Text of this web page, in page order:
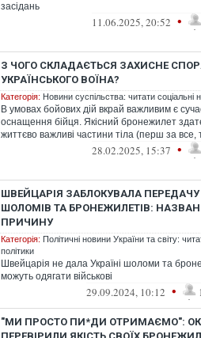
засідань
11.06.2025, 20:52 •
З ЧОГО СКЛАДАЄТЬСЯ ЗАХИСНЕ
УКРАЇНСЬКОГО ВОЇНА?
Категорія: Новини суспільства: читати соціальні
В умовах бойових дій вкрай важливим є
оснащення бійця. Якісний бронежилет
життєво важливі частини тіла (перш за все,
28.02.2025, 15:37 •
ШВЕЙЦАРІЯ ЗАБЛОКУВАЛА ПЕРЕДАЧУ
ШОЛОМІВ ТА БРОНЕЖИЛЕТІВ:
ПРИЧИНУ
Категорія: Політичні новини України та світу:
політики
Швейцарія не дала Україні шоломи та
можуть одягати військові
29.09.2024, 10:12 •
"МИ ПРОСТО ПИ*ДИ ОТРИМАЄМО":